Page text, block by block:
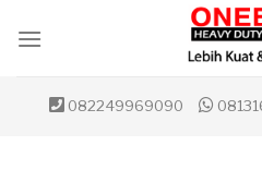
082249969090